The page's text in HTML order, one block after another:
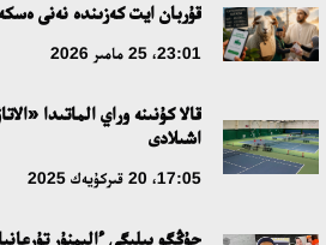
قۇربان ايت كەزىندە نەنى
23:01، 25 مامىر 2026
قالا كۇنىنە وراي الماتىدا
اشىلادى
17:05، 20 قىركۇيەك 2025
جۇڭگو بيلىگى ءالىمنۇر